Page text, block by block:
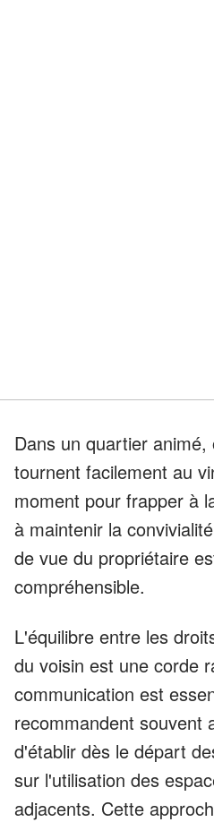
Dans un quartier
tournent facilement au
moment pour frapper à
à maintenir la
de vue du propriétaire
compréhensible.
L'équilibre entre les
du voisin est une corde
communication est
recommandent souvent
d'établir dès le départ
sur l'utilisation des
adjacents. Cette